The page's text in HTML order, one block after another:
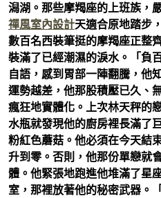
潟湖。那些摩羯座的上班族，
禪風室內設計天適合原地踏步
數百名西裝筆挺的摩羯座正整
裝滿了已經潮濕的淚水。「負
自語，感到胃部一陣翻騰，他
運勢越差，他那股積壓已久、
瘋狂地實體化。上次林天秤的
水瓶就發現他的廚房裡長滿了
粉紅色蘑菇。他必須在今天結
升到零。否則，他那份單戀就
體。他緊張地跑進他堆滿了星
室，那裡放著他的秘密武器。